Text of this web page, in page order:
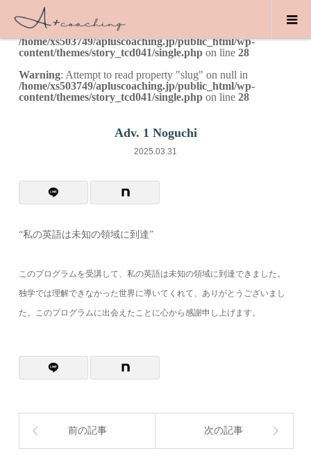
Warning : Undefined array key 0 in
/home/xs503749/apluscoaching.jp/public_html/wp-
content/themes/story_tcd041/single.php on line28
Warning: Attempt to read property "slug" on null in
/home/xs503749/apluscoaching.jp/public_html/wp-
content/themes/story_tcd041/single.php on line28
Adv. 1 Noguchi
2025.03.31
“私の英語は未知の領域に到達”
このプログラムを受講して、私の英語は未知の領域に到達できました。
独学では理解できなかった世界に導いてくれて、ありがとうございまし
た。このプログラムに出会えたことに心から感謝申し上げます。
前の記事 次の記事